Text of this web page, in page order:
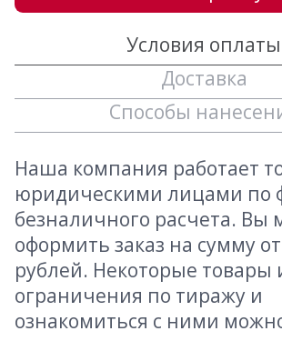
Условия оплаты
Доставка
Способы
Наша компания работает
юридическими лицами по
безналичного расчета. Вы
оформить заказ на сумму от
рублей. Некоторые
ограничения по тиражу и
ознакомиться с ними